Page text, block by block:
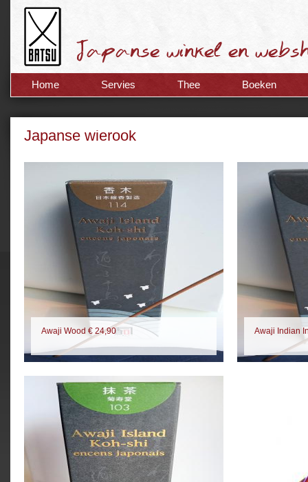
Home Servies Thee Boeken
Japanse wierook
Awaji Wood € 24,90 Awaji Indian